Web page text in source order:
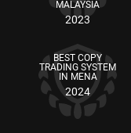
MALAYSIA
2023
BEST COPY
TRADING SYSTEM
IN MENA
2024